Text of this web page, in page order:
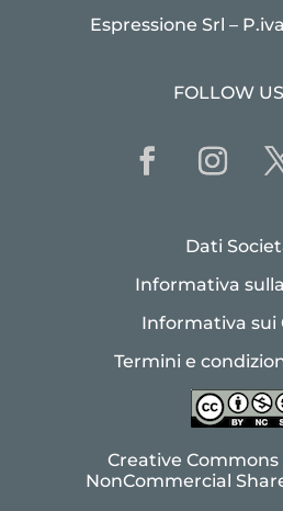
Espressione Srl –
FOLLOW
Dati
Informativa
Informativa sui
Termini e
Creative
NonCommercial